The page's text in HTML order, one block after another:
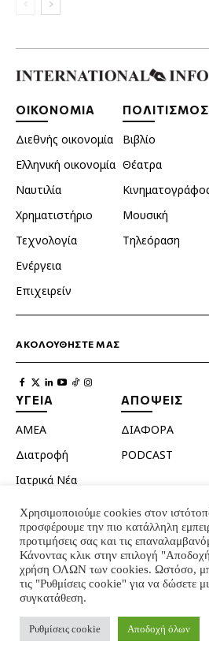
ΟΙΚΟΝΟΜΙΑ
Διεθνής οικονομία
Ελληνική οικονομία
Ναυτιλία
Χρηματιστήριο
Τεχνολογία
Ενέργεια
Επιχειρείν
ΠΟΛΙΤΙΣΜΟΣ
Βιβλίο
Θέατρα
Μουσική
Τηλεόραση
ΑΚΟΛΟΥΘΗΣΤΕ ΜΑΣ
ΥΓΕΙΑ
ΑΜΕΑ
Διατροφή
Ιατρικά Νέα
Ομορφιά
Σεξουαλική ζωή
Ψυχολογία
ΑΠΟΨΕΙΣ
ΔΙΑΦΟΡΑ
PODCAST
© INTERNATIONAL INFO 2024 - ALL RIGHTS
Χρησιμοποιούμε cookies στον
προσφέρουμε την πιο κατάλληλη
προτιμήσεις σας και τις
Κάνοντας κλικ στην επιλογή
χρήση ΟΛΩΝ των cookies. Ωστόσο,
τις "Ρυθμίσεις cookie" για να δώσετε
συγκατάθεση.
Ρυθμίσεις cookie Αποδοχή όλων